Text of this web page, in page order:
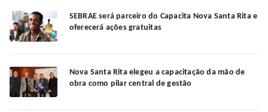
SEBRAE será parceiro do Capacita Nova Santa Rita e
oferecerá ações gratuitas
Nova Santa Rita elegeu a capacitação da mão de
obra como pilar central de gestão